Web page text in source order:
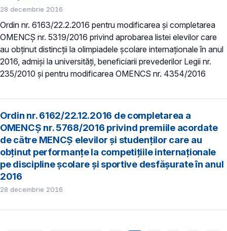
28 decembrie 2016
Ordin nr. 6163/22.2.2016 pentru modificarea și completarea
OMENCȘ nr. 5319/2016 privind aprobarea listei elevilor care
au obţinut distincţii la olimpiadele şcolare internaţionale în anul
2016, admiși la universități, beneficiarii prevederilor Legii nr.
235/2010 și pentru modificarea OMENCS nr. 4354/2016
Ordin nr. 6162/22.12.2016 de completarea a
OMENCȘ nr. 5768/2016 privind premiile acordate
de către MENCȘ elevilor și studenților care au
obținut performanțe la competițiile internaționale
pe discipline școlare și sportive desfășurate în anul
2016
28 decembrie 2016